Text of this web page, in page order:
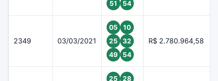
51
54
2349 03/03/2021
05
10
25
32
49
54
R$ 2.780.964,58
25
28